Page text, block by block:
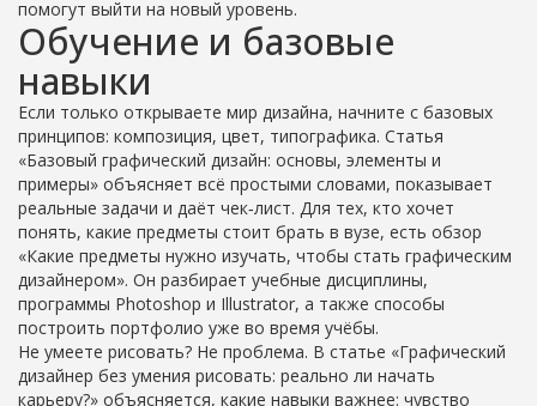
помогут выйти на новый уровень.
Обучение и базовые
навыки
Если только открываете мир дизайна, начните с базовых
принципов: композиция, цвет, типографика. Статья
«Базовый графический дизайн: основы, элементы и
примеры» объясняет всё простыми словами, показывает
реальные задачи и даёт чек‑лист. Для тех, кто хочет
понять, какие предметы стоит брать в вузе, есть обзор
«Какие предметы нужно изучать, чтобы стать графическим
дизайнером». Он разбирает учебные дисциплины,
программы Photoshop и Illustrator, а также способы
построить портфолио уже во время учёбы.
Не умеете рисовать? Не проблема. В статье «Графический
дизайнер без умения рисовать: реально ли начать
карьеру?» объясняется, какие навыки важнее: чувство